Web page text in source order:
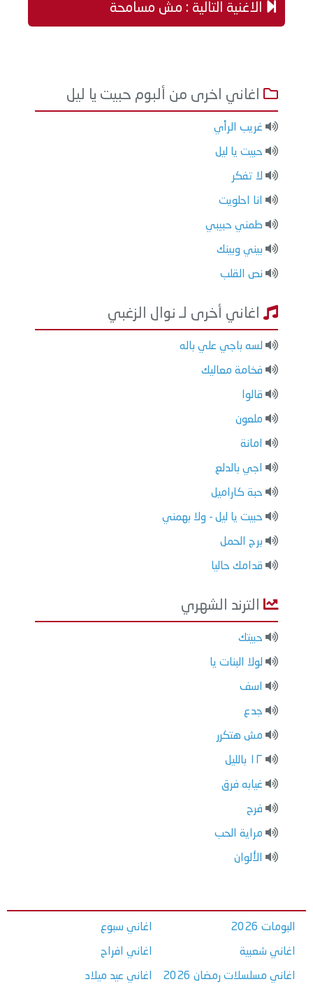
الاغنية التالية : مش مسامحة
اغاني اخرى من ألبوم حبيت يا ليل
غريب الرأي
حبيت يا ليل
لا تفكر
انا احلويت
طمني حبيبي
بيني وبينك
نص القلب
اغاني أخرى لـ نوال الزغبي
لسه باجي علي باله
فخامة معاليك
قالوا
ملعون
امانة
اجي بالدلع
حبة كاراميل
حبيت يا ليل - ولا بهمني
برج الحمل
قدامك حاليا
الترند الشهري
حبيتك
لولا البنات يا
اسف
جدع
مش هتكرر
١٢ بالليل
غيابه فرق
فرح
مراية الحب
الألوان
البومات 2026
اغاني شعبية
اغاني مسلسلات رمضان 2026
اغاني سبوع
اغاني افراح
اغاني عيد ميلاد